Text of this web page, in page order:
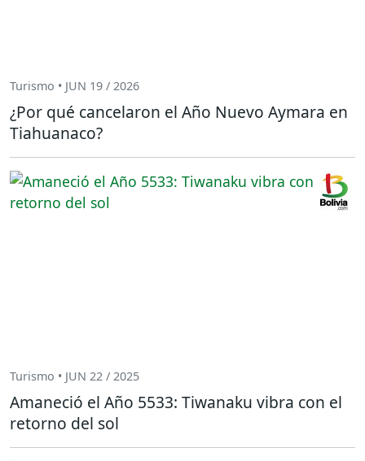
Turismo • JUN 19 / 2026
¿Por qué cancelaron el Año Nuevo Aymara en
Tiahuanaco?
Turismo • JUN 22 / 2025
Amaneció el Año 5533: Tiwanaku vibra con el
retorno del sol